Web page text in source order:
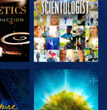
VERKEN DE
SERIE